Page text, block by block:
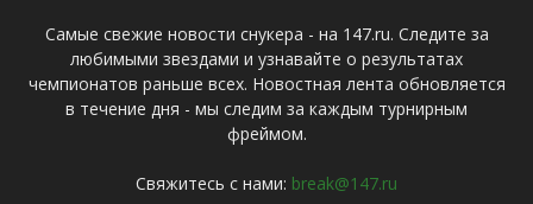
Самые свежие новости снукера - на 147.ru. Следите за
любимыми звездами и узнавайте о результатах
чемпионатов раньше всех. Новостная лента обновляется
в течение дня - мы следим за каждым турнирным
фреймом.
Свяжитесь с нами: break@147.ru